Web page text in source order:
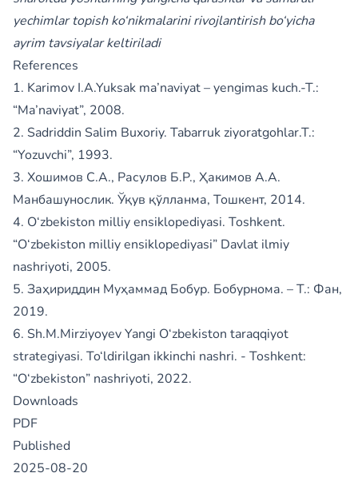
yechimlar topish ko‘nikmalarini rivojlantirish bo‘yicha
ayrim tavsiyalar keltiriladi
References
1. Karimov I.A.Yuksak ma’naviyat – yengimas kuch.-T.:
“Ma’naviyat”, 2008.
2. Sadriddin Salim Buxoriy. Tabarruk ziyoratgohlar.T.:
“Yozuvchi”, 1993.
3. Хошимов С.А., Расулов Б.Р., Ҳакимов А.А.
Манбашунослик. Ўқув қўлланма, Тошкент, 2014.
4. O‘zbekiston milliy ensiklopediyasi. Toshkent.
“O‘zbekiston milliy ensiklopediyasi” Davlat ilmiy
nashriyoti, 2005.
5. Заҳириддин Муҳаммад Бобур. Бобурнома. – Т.: Фан,
2019.
6. Sh.M.Mirziyoyev Yangi O‘zbekiston taraqqiyot
strategiyasi. To‘ldirilgan ikkinchi nashri. - Toshkent:
“O‘zbekiston” nashriyoti, 2022.
Downloads
PDF
Published
2025-08-20